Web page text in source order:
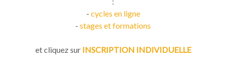
- cycles en ligne
- stages et formations
et cliquez surINSCRIPTION INDIVIDUELLE